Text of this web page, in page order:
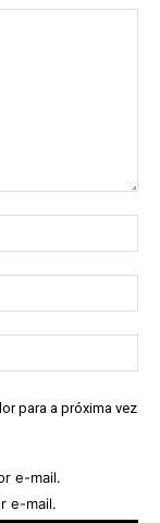
para a próxima vez
e-mail.
e-mail.